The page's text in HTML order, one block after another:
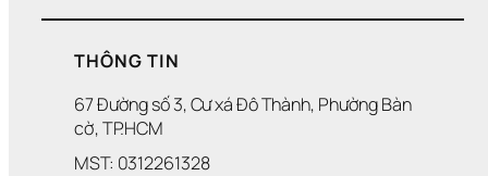
THÔNG TIN
67 Đường số 3, Cư xá Đô Thành, Phường Bàn
cờ, TP.HCM
MST: 0312261328